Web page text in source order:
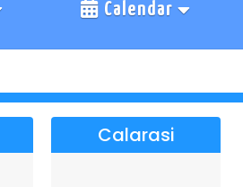
Calendar
Calarasi